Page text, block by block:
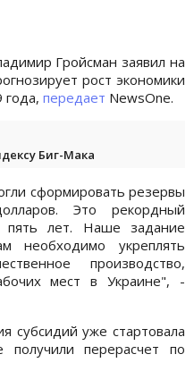
Гройсман заявил на
рост экономики
года, передает NewsOne.
Биг-Мака
сформировать резервы
Это рекордный
пять лет. Наше задание
необходимо укреплять
производство,
мест в Украине", -
субсидий уже стартовала
перерасчет по